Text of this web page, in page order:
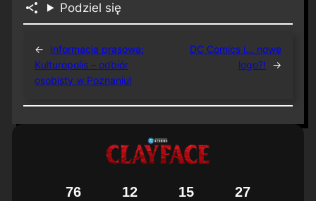
Podziel się
←
Informacja prasowa:
Kulturopolis – odbiór
osobisty w Poznaniu!
DC Comics i… nowe
logo?!
→
76 12 15 27